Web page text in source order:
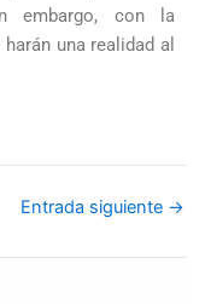
embargo, con la
una realidad al
Entrada siguiente →